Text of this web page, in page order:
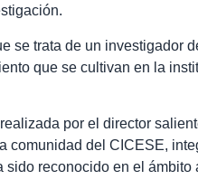
se trata de un investigador
que se cultivan en la
por el director
comunidad del CICESE,
sido reconocido en el